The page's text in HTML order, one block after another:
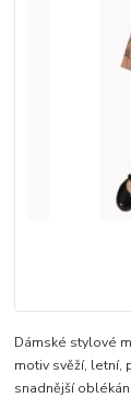
Dámské stylové
motiv svěží, letní,
snadnější